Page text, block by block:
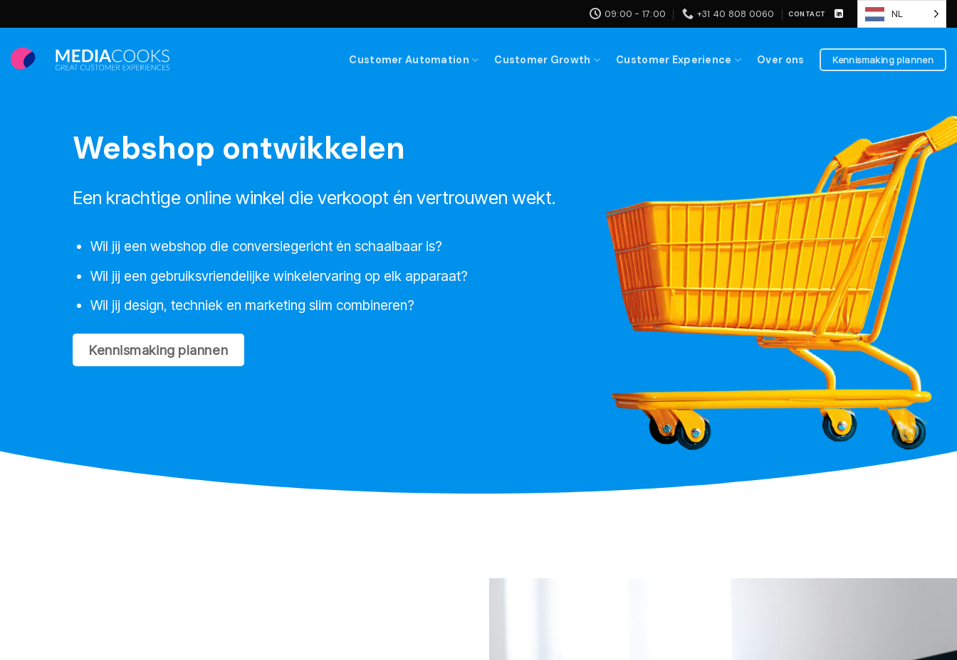
naar
09:00 - 17:00 +31 40 808 0060 CONTACT NL
Customer Automation Customer Growth Customer Experience Over ons Kennismaking plannen
Webshop ontwikkelen
Een krachtige online winkel die verkoopt én vertrouwen wekt.
Wil jij een webshop die conversiegericht én schaalbaar is?
Wil jij een gebruiksvriendelijke winkelervaring op elk apparaat?
Wil jij design, techniek en marketing slim combineren?
Kennismaking plannen